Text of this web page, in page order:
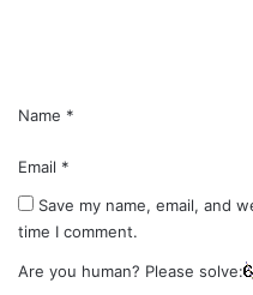
Name *
Email *
Save my name, email, and
time I comment.
Are you human? Please solve: